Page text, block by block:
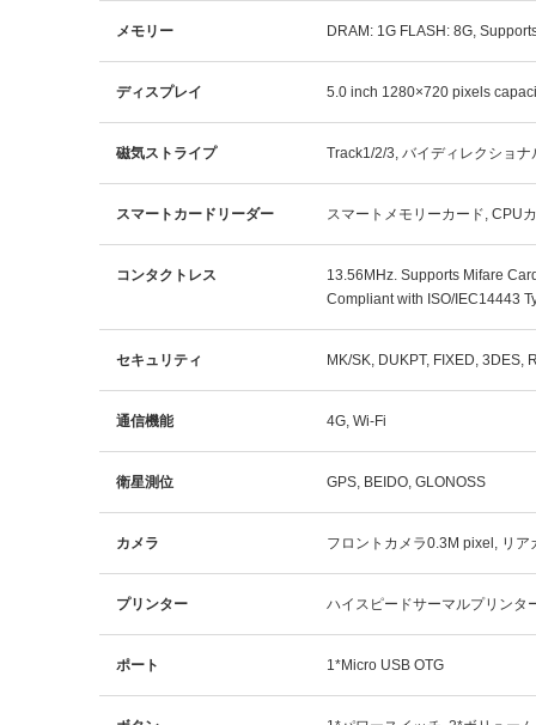
メモリー DRAM: 1G FLASH: 8G,
ディスプレイ 5.0 inch 1280×720 pixels
磁気ストライプ Track1/2/3, バイディレクショ
スマートカードリーダー スマートメモリーカード, CPU
コンタクトレス
13.56MHz. Supports Mifare
Compliant with ISO/IEC14443
セキュリティ MK/SK, DUKPT, FIXED, 3DES,
通信機能 4G, Wi-Fi
衛星測位 GPS, BEIDO, GLONOSS
カメラ フロントカメラ0.3M pixel, リ
プリンター ハイスピードサーマルプリン
ポート 1*Micro USB OTG